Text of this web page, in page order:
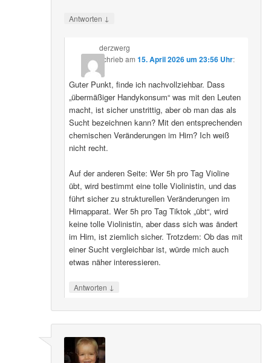
Antworten ↓
derzwerg
schriebam 15. April 2026 um 23:56 Uhr:
Guter Punkt, finde ich nachvollziehbar. Dass
„übermäßiger Handykonsum“ was mit den Leuten
macht, ist sicher unstrittig, aber ob man das als
Sucht bezeichnen kann? Mit den entsprechenden
chemischen Veränderungen im Hirn? Ich weiß
nicht recht.
Auf der anderen Seite: Wer 5h pro Tag Violine
übt, wird bestimmt eine tolle Violinistin, und das
führt sicher zu strukturellen Veränderungen im
Hirnapparat. Wer 5h pro Tag Tiktok „übt“, wird
keine tolle Violinistin, aber dass sich was ändert
im Hirn, ist ziemlich sicher. Trotzdem: Ob das mit
einer Sucht vergleichbar ist, würde mich auch
etwas näher interessieren.
Antworten ↓